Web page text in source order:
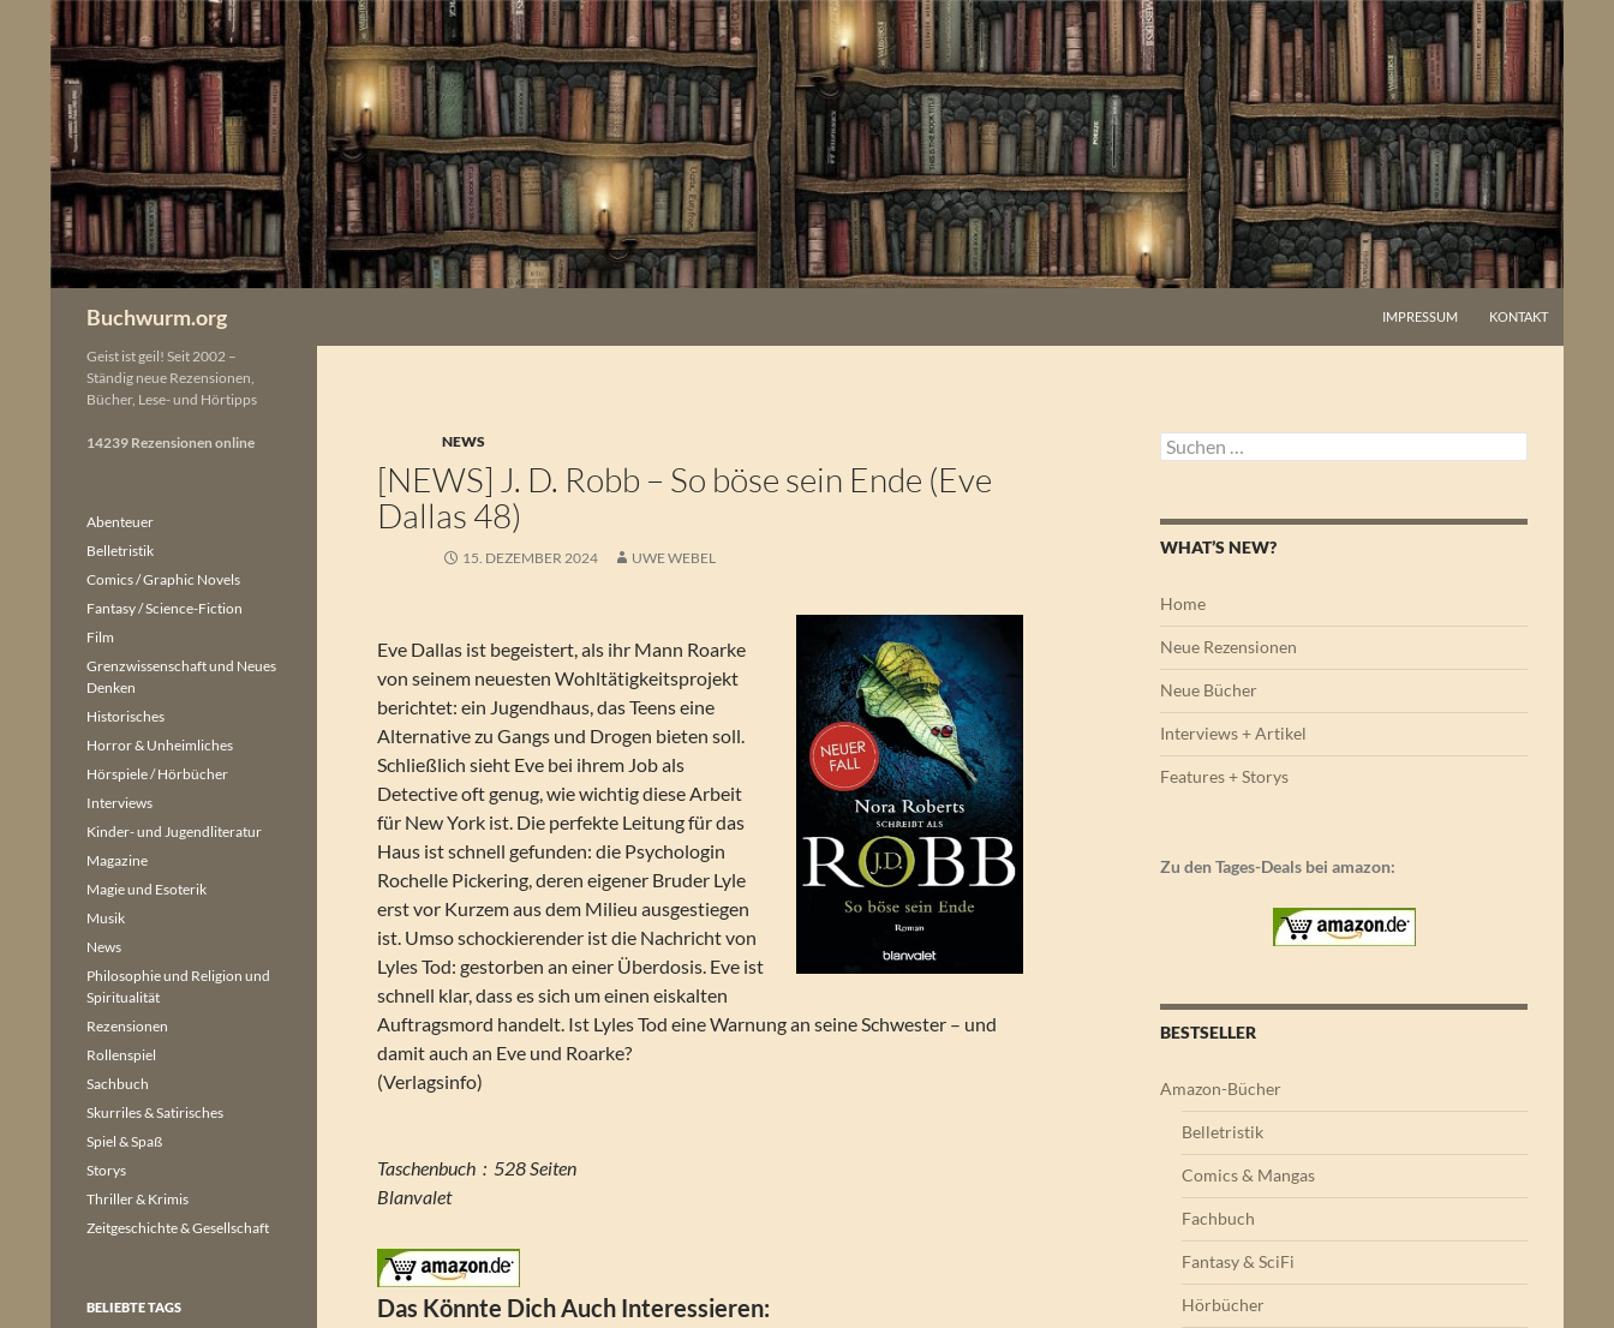
springen
Buchwurm.org IMPRESSUM KONTAKT
NEWS
[NEWS] J. D. Robb – So böse sein Ende (Eve
Dallas 48)
15. DEZEMBER 2024 UWE WEBEL
Eve Dallas ist begeistert, als ihr Mann Roarke
von seinem neuesten Wohltätigkeitsprojekt
berichtet: ein Jugendhaus, das Teens eine
Alternative zu Gangs und Drogen bieten soll.
Schließlich sieht Eve bei ihrem Job als
Detective oft genug, wie wichtig diese Arbeit
für New York ist. Die perfekte Leitung für das
Haus ist schnell gefunden: die Psychologin
Rochelle Pickering, deren eigener Bruder Lyle
erst vor Kurzem aus dem Milieu ausgestiegen
ist. Umso schockierender ist die Nachricht von
Lyles Tod: gestorben an einer Überdosis. Eve ist
schnell klar, dass es sich um einen eiskalten
Auftragsmord handelt. Ist Lyles Tod eine Warnung an seine Schwester – und
damit auch an Eve und Roarke?
(Verlagsinfo)
Taschenbuch ‏ : ‎ 528 Seiten
Blanvalet
Das Könnte Dich Auch Interessieren:
Suchen
nach:
WHAT’S NEW?
Home
Neue Rezensionen
Neue Bücher
Interviews + Artikel
Features + Storys
Zu den Tages-Deals bei amazon:
BESTSELLER
Amazon-Bücher
Belletristik
Comics & Mangas
Fachbuch
Fantasy & SciFi
Hörbücher
Geist ist geil! Seit 2002 –
Ständig neue Rezensionen,
Bücher, Lese- und Hörtipps
14239 Rezensionen online
Abenteuer
Belletristik
Comics / Graphic Novels
Fantasy / Science-Fiction
Film
Grenzwissenschaft und Neues
Denken
Historisches
Horror & Unheimliches
Hörspiele / Hörbücher
Interviews
Kinder- und Jugendliteratur
Magazine
Magie und Esoterik
Musik
News
Philosophie und Religion und
Spiritualität
Rezensionen
Rollenspiel
Sachbuch
Skurriles & Satirisches
Spiel & Spaß
Storys
Thriller & Krimis
Zeitgeschichte & Gesellschaft
BELIEBTE TAGS